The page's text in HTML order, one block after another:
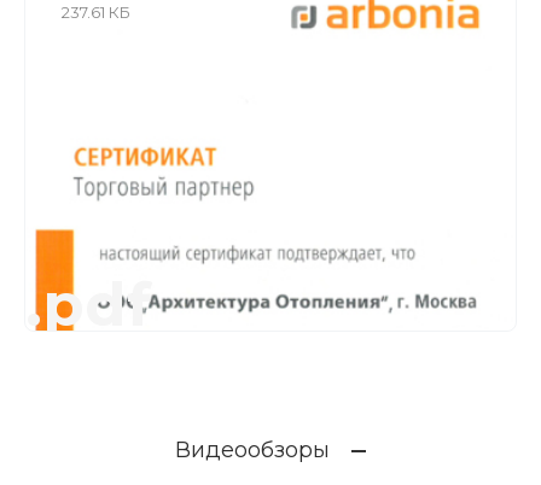
237.61 КБ
.pdf
Видеообзоры